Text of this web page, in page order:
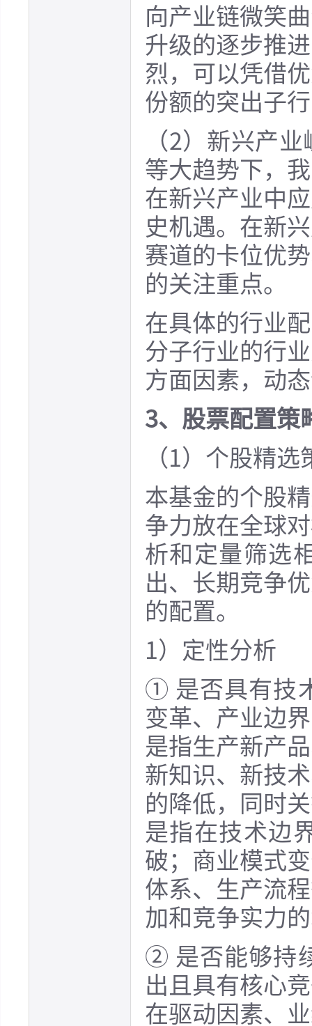
向产业链微笑
升级的逐步推
烈，可以凭借
份额的突出子
（2）新兴产
等大趋势下，
在新兴产业中
史机遇。在新
赛道的卡位优
的关注重点。
在具体的行业
分子行业的行
方面因素，动
3、股票配置策
（1）个股精选
本基金的个股
争力放在全球
析和定量筛选
出、长期竞争
的配置。
1）定性分析
① 是否具有技
变革、产业边
是指生产新产
新知识、新技
的降低，同时
是指在技术边
破；商业模式
体系、生产流
加和竞争实力
② 是否能够持
出且具有核心
在驱动因素、